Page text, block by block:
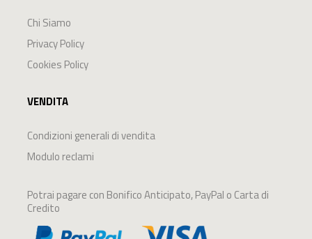
Chi Siamo
Privacy Policy
Cookies Policy
VENDITA
Condizioni generali di vendita
Modulo reclami
Potrai pagare con Bonifico Anticipato, PayPal o Carta di
Credito